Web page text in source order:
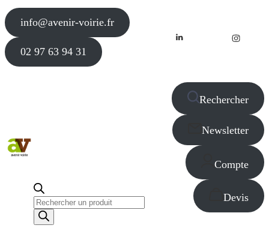
info@avenir-voirie.fr
02 97 63 94 31
Recherche
de
produits
Rechercher
Newsletter
Compte
Devis